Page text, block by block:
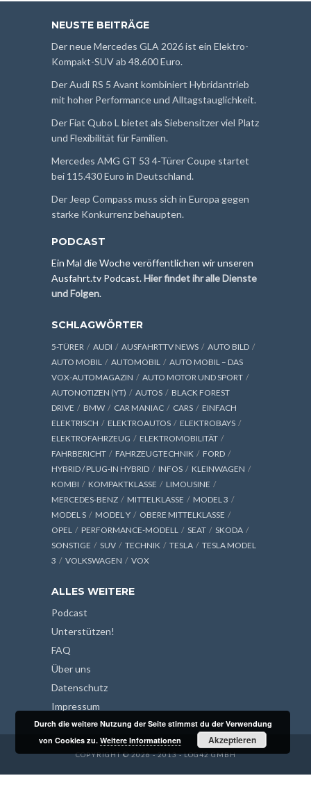
NEUSTE BEITRÄGE
Der neue Mercedes GLA 2026 ist ein Elektro-
Kompakt-SUV ab 48.600 Euro.
Der Audi RS 5 Avant kombiniert Hybridantrieb
mit hoher Performance und Alltagstauglichkeit.
Der Fiat Qubo L bietet als Siebensitzer viel Platz
und Flexibilität für Familien.
Mercedes AMG GT 53 4-Türer Coupe startet
bei 115.430 Euro in Deutschland.
Der Jeep Compass muss sich in Europa gegen
starke Konkurrenz behaupten.
PODCAST
Ein Mal die Woche veröffentlichen wir unseren
Ausfahrt.tv Podcast.Hier findet ihr alle Dienste
und Folgen.
SCHLAGWÖRTER
5-TÜRER AUDI AUSFAHRTTV NEWS
AUTO BILD
AUTO MOBIL
AUTOMOBIL
AUTO MOBIL – DAS
VOX-AUTOMAGAZIN
AUTO MOTOR UND SPORT
AUTONOTIZEN (YT)
AUTOS
BLACK FOREST
DRIVE
BMW CAR MANIAC CARS
EINFACH
ELEKTRISCH
ELEKTROAUTOS
ELEKTROBAYS
ELEKTROFAHRZEUG
ELEKTROMOBILITÄT
FAHRBERICHT
FAHRZEUGTECHNIK
FORD
HYBRID / PLUG-IN HYBRID
INFOS
KLEINWAGEN
KOMBI
KOMPAKTKLASSE
LIMOUSINE
MERCEDES-BENZ
MITTELKLASSE
MODEL 3
MODEL S
MODEL Y
OBERE MITTELKLASSE
OPEL
PERFORMANCE-MODELL SEAT
SKODA
SONSTIGE
SUV TECHNIK TESLA
TESLA MODEL
3
VOLKSWAGEN VOX
ALLES WEITERE
Podcast
Unterstützen!
FAQ
Über uns
Datenschutz
Impressum
COPYRIGHT © 2026 - 2013 - LOG42 GMBH
Durch die weitere Nutzung der Seite stimmst du der Verwendung
von Cookies zu.Weitere Informationen Akzeptieren